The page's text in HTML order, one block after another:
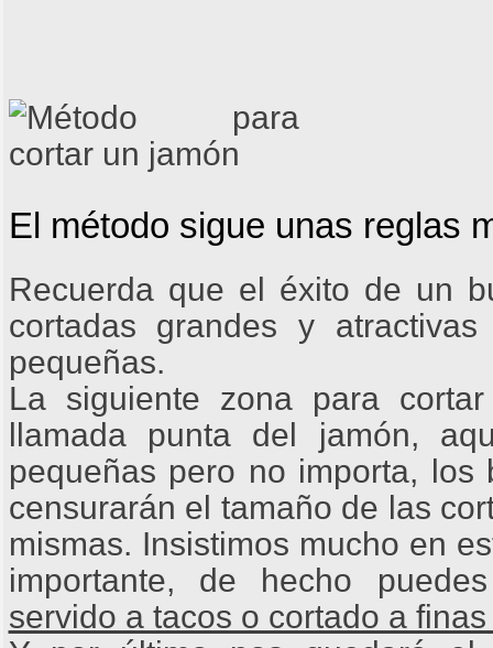
El método sigue unas reglas
Recuerda que el éxito de un
cortadas grandes y
pequeñas.
La siguiente zona para
llamada punta del jamón,
pequeñas pero no importa, los
censurarán el tamaño de las
mismas. Insistimos mucho en
importante, de hecho
servido a tacos o cortado a